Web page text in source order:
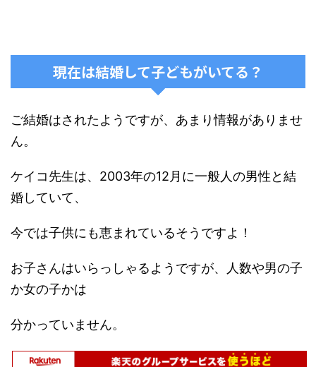
現在は結婚して子どもがいてる？
ご結婚はされたようですが、あまり情報がありませ
ん。
ケイコ先生は、2003年の12月に一般人の男性と結
婚していて、
今では子供にも恵まれているそうですよ！
お子さんはいらっしゃるようですが、人数や男の子
か女の子かは
分かっていません。